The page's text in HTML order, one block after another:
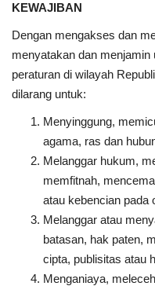
KEWAJIBAN
Dengan mengakses dan
menyatakan dan
peraturan di wilayah
dilarang untuk:
Menyinggung,
agama, ras dan
Melanggar hukum,
memfitnah,
atau kebencian pada
Melanggar atau
batasan, hak paten,
cipta, publisitas atau
Menganiaya,